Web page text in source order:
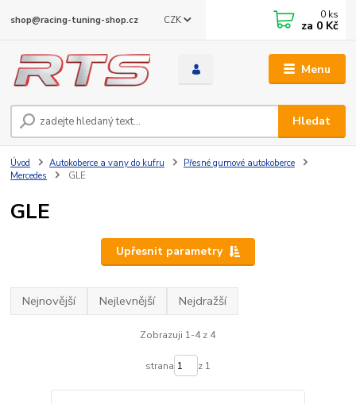
Menu
CZK
Hledat
shop@racing-tuning-shop.cz 0 ks
za 0 Kč
Úvod Autokoberce a vany do kufru
Přesné gumové autokoberce
Mercedes
GLE
GLE
Upřesnit parametry
Nejnovější Nejlevnější Nejdražší
Zobrazuji 1-4 z 4
strana z 1